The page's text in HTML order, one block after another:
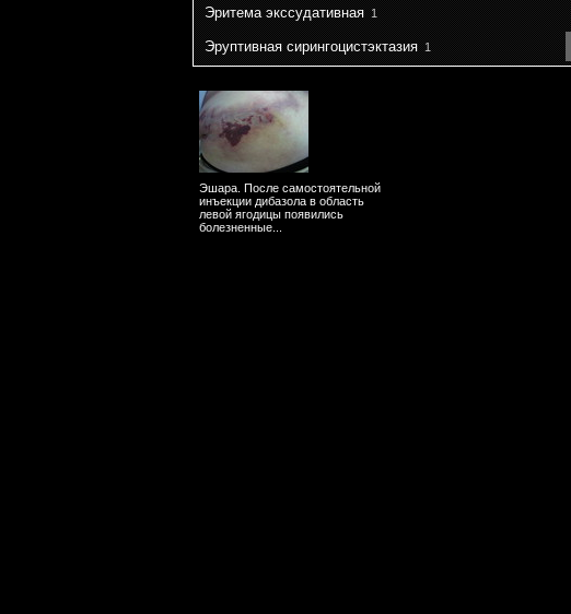
Эритема экссудативная1
Эруптивная сирингоцистэктазия1
Эшара. После самостоятельной
инъекции дибазола в область
левой ягодицы появились
болезненные...